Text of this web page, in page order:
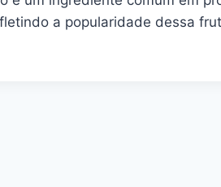
a popularidade dessa